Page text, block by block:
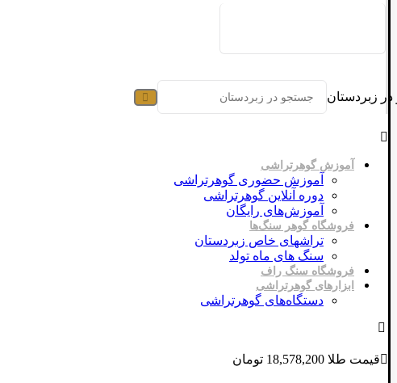
زبردستان
آموزش گوهرتراشی
آموزش حضوری گوهرتراشی
دوره آنلاین گوهرتراشی
آموزش‌های رایگان
فروشگاه گوهر سنگ‌ها
تراشهای خاص زبردستان
سنگ های ماه تولد
فروشگاه سنگ راف
ابزارهای گوهرتراشی
دستگاه‌های گوهرتراشی
قیمت طلا 18,578,200 تومان